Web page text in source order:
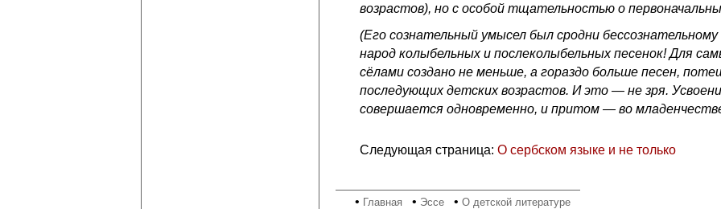
возрастов), но с особой тщательностью о
(Его сознательный умысел был сродни бессознательному
народ колыбельных и послеколыбельных песенок! Для
сёлами создано не меньше, а гораздо больше песен,
последующих детских возрастов. И это — не зря.
совершается одновременно, и притом — во
Следующая страница: О сербском языке и не только
• Главная • Эссе • О детской литературе